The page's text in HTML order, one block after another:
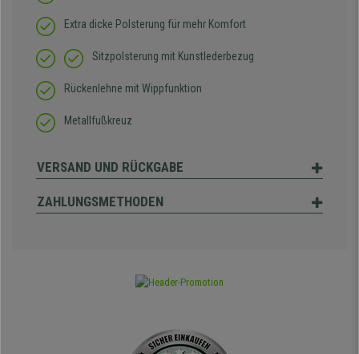
Extra dicke Polsterung für mehr Komfort
Sitzpolsterung mit Kunstlederbezug
Rückenlehne mit Wippfunktion
Metallfußkreuz
VERSAND UND RÜCKGABE
ZAHLUNGSMETHODEN